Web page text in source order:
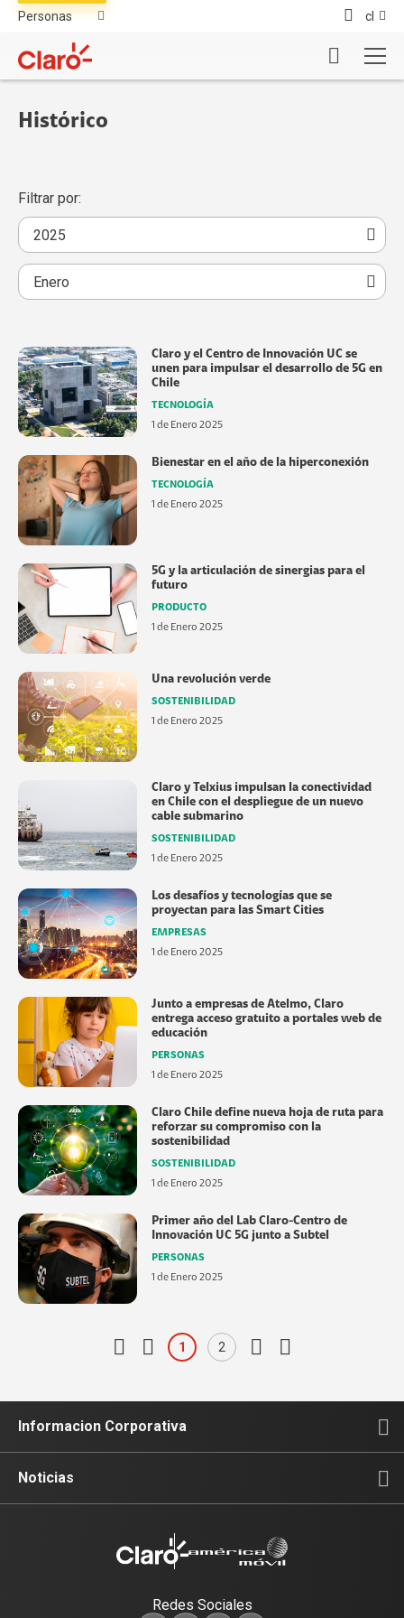
cl
Histórico
Filtrar por:
TECNOLOGÍA
Claro y el Centro de Innovación UC se
unen para impulsar el desarrollo de 5G en
Chile
1 de Enero 2025
TECNOLOGÍA
Bienestar en el año de la hiperconexión
1 de Enero 2025
PRODUCTO
5G y la articulación de sinergias para el
futuro
1 de Enero 2025
SOSTENIBILIDAD
Una revolución verde
1 de Enero 2025
SOSTENIBILIDAD
Claro y Telxius impulsan la conectividad
en Chile con el despliegue de un nuevo
cable submarino
1 de Enero 2025
EMPRESAS
Los desafíos y tecnologías que se
proyectan para las Smart Cities
1 de Enero 2025
PERSONAS
Junto a empresas de Atelmo, Claro
entrega acceso gratuito a portales web de
educación
1 de Enero 2025
SOSTENIBILIDAD
Claro Chile define nueva hoja de ruta para
reforzar su compromiso con la
sostenibilidad
1 de Enero 2025
PERSONAS
Primer año del Lab Claro-Centro de
Innovación UC 5G junto a Subtel
1 de Enero 2025
1 2
Informacion Corporativa
Noticias
Redes Sociales